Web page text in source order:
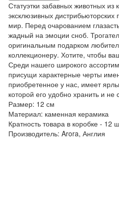
Статуэтки забавных животных
эксклюзивных
мир. Перед очарованием
жадный на эмоции сноб.
оригинальным подарком
коллекционеру. Хотите, чтобы
Среди нашего широкого
присущи характерные черты
приобретенное у нас, имеет
которой его удобно хранить и не
Размер: 12 см
Материал: каменная керамика
Кратность товара в коробке - 12
Производитель: Arora, Англия